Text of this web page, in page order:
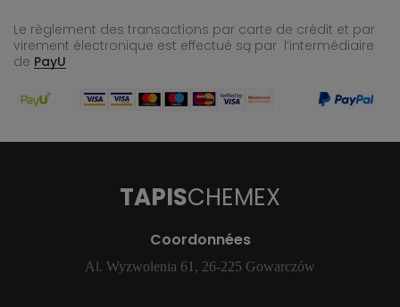
Le règlement des transactions par carte de crédit et par
virement électronique est effectué są par l’intermédiaire
de PayU
TAPISCHEMEX
Coordonnées
Al. Wyzwolenia 61, 26-225 Gowarczów